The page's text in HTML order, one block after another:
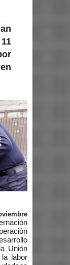
Unión
la labor